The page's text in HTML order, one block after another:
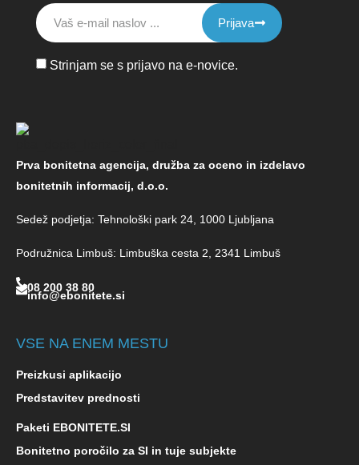
Strinjam se s prijavo na e-novice.
Prijava
Prva bonitetna agencija, družba za oceno in izdelavo
bonitetnih informacij, d.o.o.
Sedež podjetja: Tehnološki park 24, 1000 Ljubljana
Podružnica Limbuš: Limbuška cesta 2, 2341 Limbuš
08 200 38 80
info@ebonitete.si
VSE NA ENEM MESTU
Preizkusi aplikacijo
Predstavitev prednosti
Paketi EBONITETE.SI
Bonitetno poročilo za SI in tuje subjekte